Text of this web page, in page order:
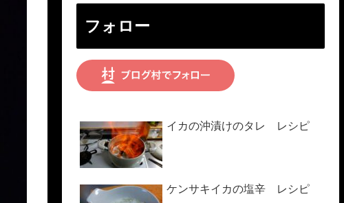
フォロー
イカの沖漬けのタレ レシピ
ケンサキイカの塩辛 レシピ